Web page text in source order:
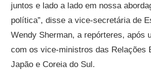
juntos e lado a lado em nossa
política”, disse a vice-secretária de
Wendy Sherman, a repórteres, após
com os vice-ministros das Relações
Japão e Coreia do Sul.